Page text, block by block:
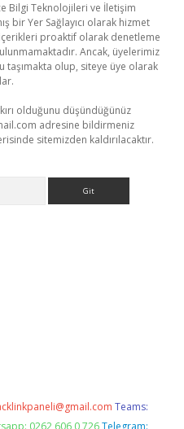
Bilgi Teknolojileri ve İletişim
bir Yer Sağlayıcı olarak hizmet
proaktif olarak denetleme
Ancak, üyelerimiz
taşımakta olup, siteye üye olarak
olduğunu düşündüğünüz
adresine bildirmeniz
sitemizden kaldırılacaktır.
Teams:
0262 606 0 726 Telegram: